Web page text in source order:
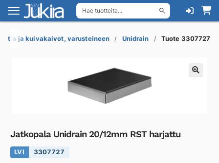
Hae tuotteita...
Siirry
navigointiin
Siirry
sisältöön
ja kuivakaivot, varusteineen Unidrain Tuote 3307727
Jatkopala Unidrain 20/12mm RST harjattu
LVI 3307727